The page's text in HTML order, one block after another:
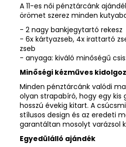
A 11-es női pénztárcánk
örömet szerez minden
- 2 nagy bankjegytartó rekesz
- 6x kártyazseb, 4x irattartó
zseb
- anyaga: kiváló minőségű
Minőségi kézműves
Minden pénztárcánk valódi
olyan strapabíró, hogy egy kis
hosszú évekig kitart. A
stílusos design és az eredeti
garantáltan mosolyt varázsol
Egyedülálló ajándék